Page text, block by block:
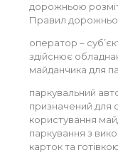
дорожньою
Правил
оператор –
здійснює
майданчика для
паркувальний
призначений для
користування
паркування з
карток та